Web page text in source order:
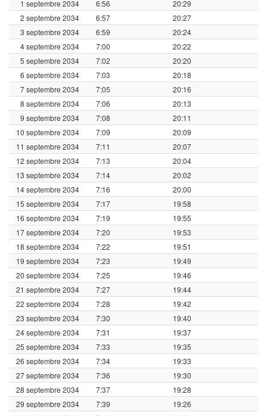
1 septembre 2034 6:56
20:29
2 septembre 2034
6:57
20:27
3 septembre 2034
6:59
20:24
4 septembre 2034
7:00
20:22
5 septembre 2034
7:02
20:20
6 septembre 2034
7:03
20:18
7 septembre 2034
7:05
20:16
8 septembre 2034
7:06
20:13
9 septembre 2034
7:08
20:11
10 septembre 2034
7:09
20:09
11 septembre 2034
7:11
20:07
12 septembre 2034
7:13
20:04
13 septembre 2034
7:14
20:02
14 septembre 2034
7:16
20:00
15 septembre 2034
7:17
19:58
16 septembre 2034
7:19
19:55
17 septembre 2034
7:20
19:53
18 septembre 2034
7:22
19:51
19 septembre 2034
7:23
19:49
20 septembre 2034
7:25
19:46
21 septembre 2034
7:27
19:44
22 septembre 2034
7:28
19:42
23 septembre 2034
7:30
19:40
24 septembre 2034
7:31
19:37
25 septembre 2034
7:33
19:35
26 septembre 2034
7:34
19:33
27 septembre 2034
7:36
19:30
28 septembre 2034
7:37
19:28
29 septembre 2034
7:39
19:26